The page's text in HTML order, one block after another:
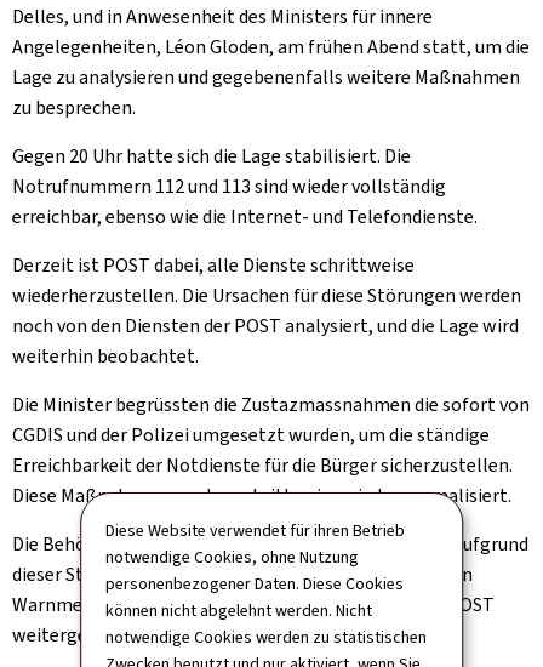
Diese Website verwendet für ihren Betrieb
notwendige Cookies, ohne Nutzung
personenbezogener Daten. Diese Cookies
können nicht abgelehnt werden. Nicht
notwendige Cookies werden zu statistischen
Delles, und in Anwesenheit des Ministers für innere
Angelegenheiten, Léon Gloden, am frühen Abend statt, um die
Lage zu analysieren und gegebenenfalls weitere Maßnahmen
zu besprechen.
Gegen 20 Uhr hatte sich die Lage stabilisiert. Die
Notrufnummern 112 und 113 sind wieder vollständig
erreichbar, ebenso wie die Internet- und Telefondienste.
Derzeit ist POST dabei, alle Dienste schrittweise
wiederherzustellen. Die Ursachen für diese Störungen werden
noch von den Diensten der POST analysiert, und die Lage wird
weiterhin beobachtet.
Die Minister begrüssten die Zustazmassnahmen die sofort von
CGDIS und der Polizei umgesetzt wurden, um die ständige
Erreichbarkeit der Notdienste für die Bürger sicherzustellen.
Diese Maßnahmen werden schrittweise wieder normalisiert.
Die Behörden haben erneut darauf hingewiesen, dass aufgrund
dieser Störungen die vom LU-Alert-System versendeten
Warnmeldungen mit Verzögerung an die Kunden der POST
weitergeleitet wurden.